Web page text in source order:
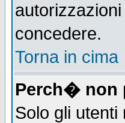
concedere.
Torna in cima
Perch� non
Solo gli